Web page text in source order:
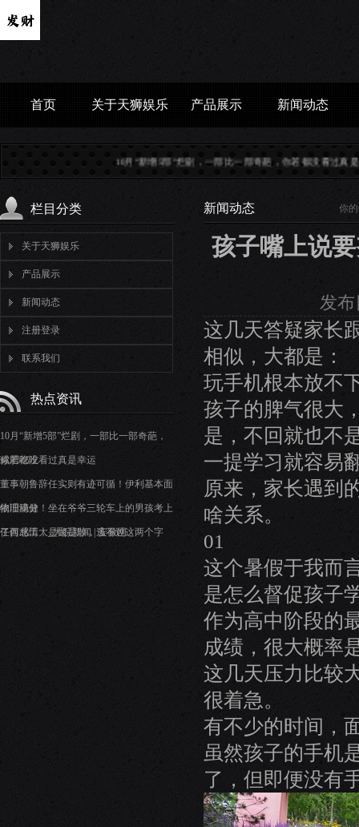
首页 关于天狮娱乐 产品展示 新闻动态
10月“新增5部”烂剧，一部比一部奇葩，你若都没看过真是幸运... 减肥吃吃... 董
栏目分类
关于天狮娱乐
产品展示
新闻动态
注册登录
联系我们
热点资讯
10月“新增5部”烂剧，一部比一部奇葩，
你若都没看过真是幸运
减肥吃吃
董事朝鲁辞任实则有迹可循！伊利基本面
依旧稳健
物理满分！坐在爷爷三轮车上的男孩考上
了西北工大_大皖新闻 | 安徽网
任何感情，是聚是散，逃不过这两个字
新闻动态 你
孩子嘴上说
发布
这几天答疑家长
相似，大都是：
玩手机根本放不
孩子的脾气很大
是，不回就也不
一提学习就容易
原来，家长遇到
啥关系。
01
这个暑假于我而
是怎么督促孩子
作为高中阶段的
成绩，很大概率
这几天压力比较
很着急。
有不少的时间，
虽然孩子的手机
了，但即便没有